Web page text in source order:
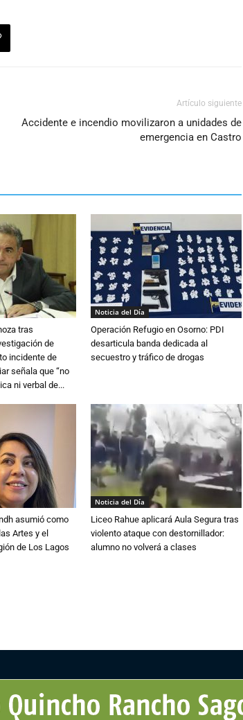
Artículo siguiente
Accidente e incendio movilizaron a unidades de
emergencia en Castro
tras
de
incidente de
señala que “no
ni verbal de...
Noticia del Día
Operación Refugio en Osorno: PDI
desarticula banda dedicada al
secuestro y tráfico de drogas
asumió como
Artes y el
de Los Lagos
Noticia del Día
Liceo Rahue aplicará Aula Segura tras
violento ataque con destornillador:
alumno no volverá a clases